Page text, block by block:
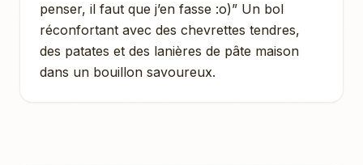
penser, il faut que j’en fasse :o)” Un bol
réconfortant avec des chevrettes tendres,
des patates et des lanières de pâte maison
dans un bouillon savoureux.